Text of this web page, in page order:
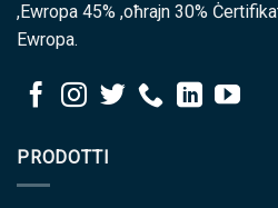
,Ewropa 45% ,oħrajn 30%
Ewropa.
PRODOTTI